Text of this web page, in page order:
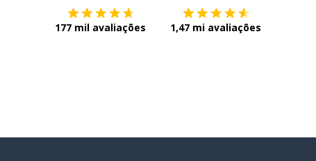
177 mil avaliações 1,47 mi avaliações